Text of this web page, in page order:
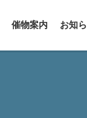
催物案内 お知